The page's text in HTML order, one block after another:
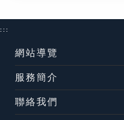
:::
網站導覽
服務簡介
聯絡我們